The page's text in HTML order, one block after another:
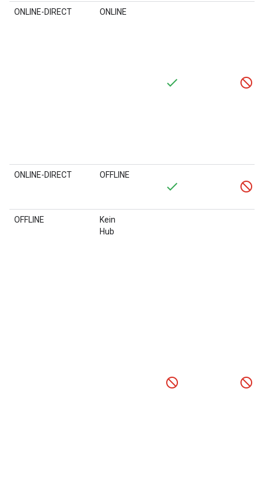
ONLINE-DIRECT ONLINE
ONLINE-DIRECT OFFLINE
OFFLINE
Kein
Hub